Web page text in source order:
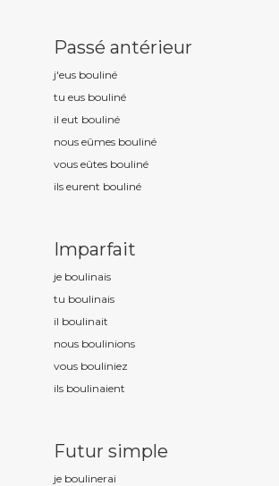
Passé antérieur
j'eus bouliné
tu eus bouliné
il eut bouliné
nous eûmes bouliné
vous eûtes bouliné
ils eurent bouliné
Imparfait
je boulinais
tu boulinais
il boulinait
nous boulinions
vous bouliniez
ils boulinaient
Futur simple
je boulinerai